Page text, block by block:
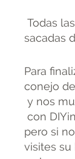
Todas
sacadas
Para
conejo
y nos
con
pero si
visites